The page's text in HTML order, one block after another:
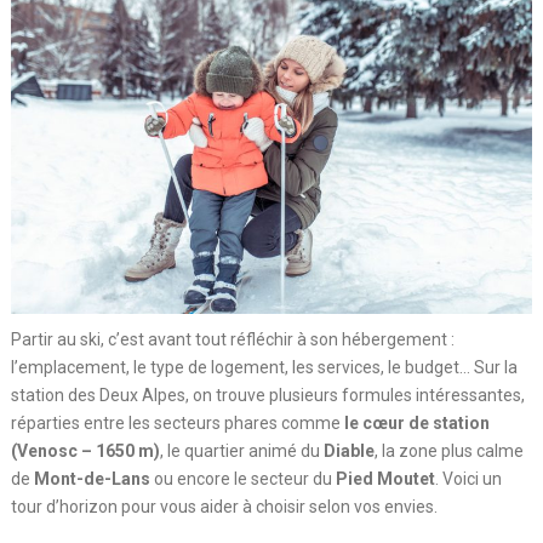
Partir au ski, c’est avant tout réfléchir à son hébergement :
l’emplacement, le type de logement, les services, le budget… Sur la
station des Deux Alpes, on trouve plusieurs formules intéressantes,
réparties entre les secteurs phares comme le cœur de station
(Venosc – 1650 m), le quartier animé du Diable, la zone plus calme
de Mont-de-Lans ou encore le secteur du Pied Moutet. Voici un
tour d’horizon pour vous aider à choisir selon vos envies.